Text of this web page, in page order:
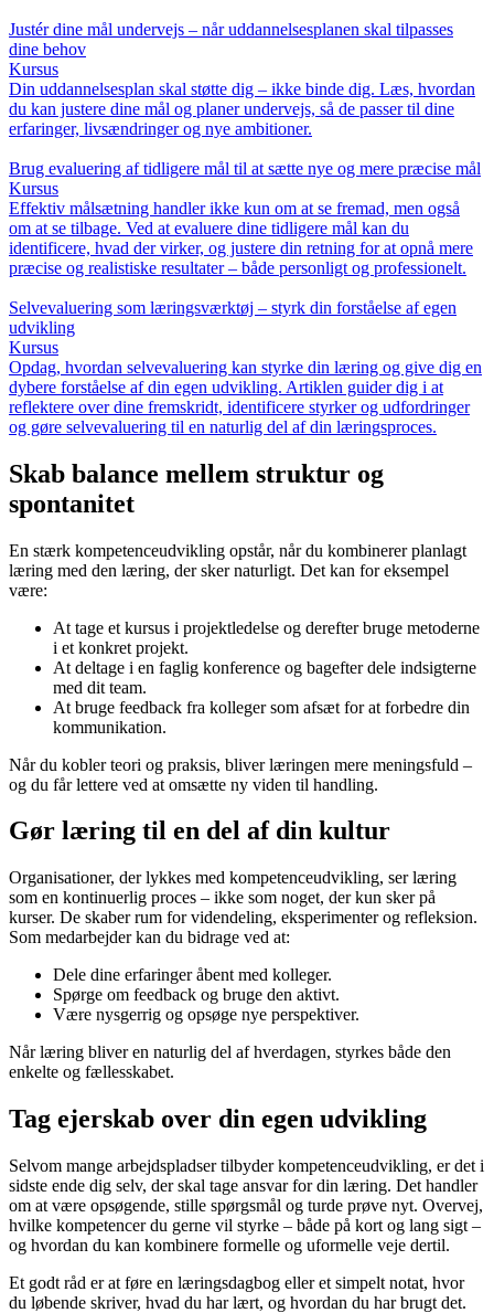
Justér dine mål undervejs – når uddannelsesplanen skal tilpasses
dine behov
Kursus
Din uddannelsesplan skal støtte dig – ikke binde dig. Læs, hvordan
du kan justere dine mål og planer undervejs, så de passer til dine
erfaringer, livsændringer og nye ambitioner.
Brug evaluering af tidligere mål til at sætte nye og mere præcise mål
Kursus
Effektiv målsætning handler ikke kun om at se fremad, men også
om at se tilbage. Ved at evaluere dine tidligere mål kan du
identificere, hvad der virker, og justere din retning for at opnå mere
præcise og realistiske resultater – både personligt og professionelt.
Selvevaluering som læringsværktøj – styrk din forståelse af egen
udvikling
Kursus
Opdag, hvordan selvevaluering kan styrke din læring og give dig en
dybere forståelse af din egen udvikling. Artiklen guider dig i at
reflektere over dine fremskridt, identificere styrker og udfordringer
og gøre selvevaluering til en naturlig del af din læringsproces.
Skab balance mellem struktur og
spontanitet
En stærk kompetenceudvikling opstår, når du kombinerer planlagt
læring med den læring, der sker naturligt. Det kan for eksempel
være:
At tage et kursus i projektledelse og derefter bruge metoderne
i et konkret projekt.
At deltage i en faglig konference og bagefter dele indsigterne
med dit team.
At bruge feedback fra kolleger som afsæt for at forbedre din
kommunikation.
Når du kobler teori og praksis, bliver læringen mere meningsfuld –
og du får lettere ved at omsætte ny viden til handling.
Gør læring til en del af din kultur
Organisationer, der lykkes med kompetenceudvikling, ser læring
som en kontinuerlig proces – ikke som noget, der kun sker på
kurser. De skaber rum for videndeling, eksperimenter og refleksion.
Som medarbejder kan du bidrage ved at:
Dele dine erfaringer åbent med kolleger.
Spørge om feedback og bruge den aktivt.
Være nysgerrig og opsøge nye perspektiver.
Når læring bliver en naturlig del af hverdagen, styrkes både den
enkelte og fællesskabet.
Tag ejerskab over din egen udvikling
Selvom mange arbejdspladser tilbyder kompetenceudvikling, er det i
sidste ende dig selv, der skal tage ansvar for din læring. Det handler
om at være opsøgende, stille spørgsmål og turde prøve nyt. Overvej,
hvilke kompetencer du gerne vil styrke – både på kort og lang sigt –
og hvordan du kan kombinere formelle og uformelle veje dertil.
Et godt råd er at føre en læringsdagbog eller et simpelt notat, hvor
du løbende skriver, hvad du har lært, og hvordan du har brugt det.